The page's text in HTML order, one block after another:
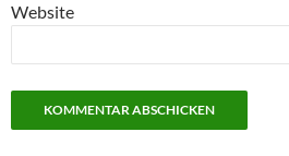
Website